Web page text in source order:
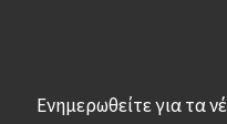
Ενημερωθείτε για τα